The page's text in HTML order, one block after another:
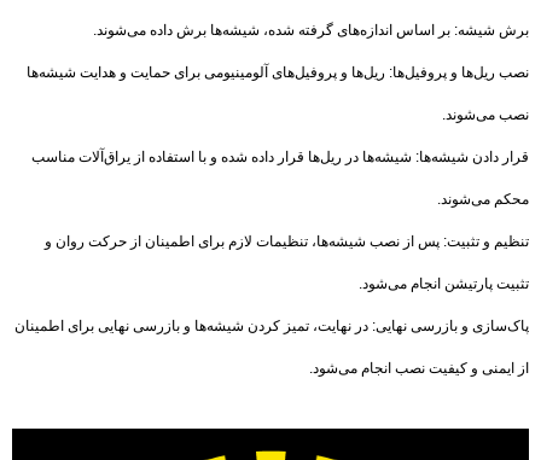
برش شیشه: بر اساس اندازه‌های گرفته شده، شیشه‌ها برش داده می‌شوند.
نصب ریل‌ها و پروفیل‌ها: ریل‌ها و پروفیل‌های آلومینیومی برای حمایت و هدایت شیشه‌ها
نصب می‌شوند.
قرار دادن شیشه‌ها: شیشه‌ها در ریل‌ها قرار داده شده و با استفاده از یراق‌آلات مناسب
محکم می‌شوند.
تنظیم و تثبیت: پس از نصب شیشه‌ها، تنظیمات لازم برای اطمینان از حرکت روان و
تثبیت پارتیشن انجام می‌شود.
پاک‌سازی و بازرسی نهایی: در نهایت، تمیز کردن شیشه‌ها و بازرسی نهایی برای اطمینان
از ایمنی و کیفیت نصب انجام می‌شود.